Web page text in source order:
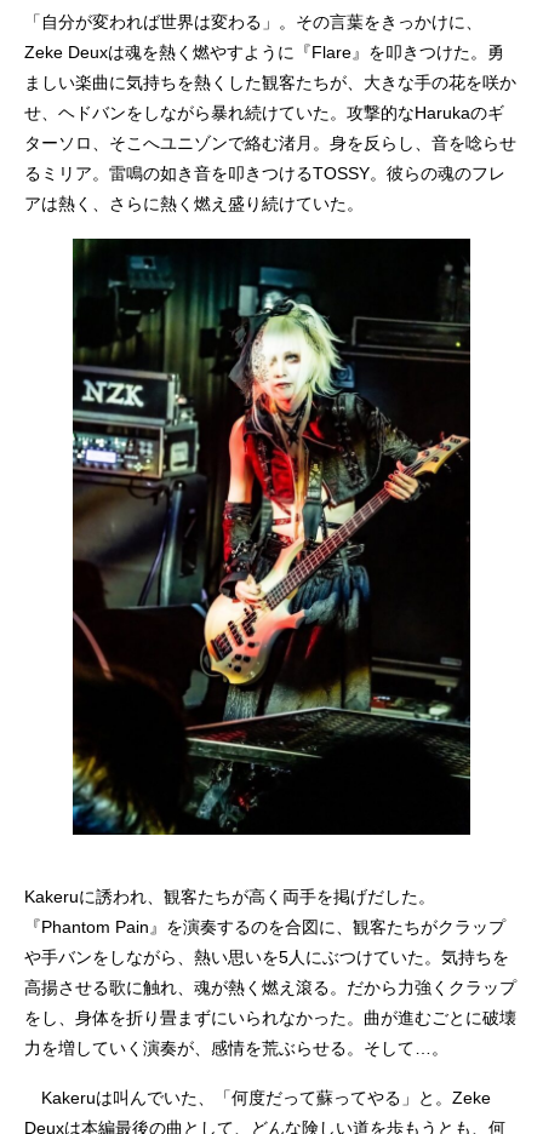
「自分が変われば世界は変わる」。その言葉をきっかけに、
Zeke Deuxは魂を熱く燃やすように『Flare』を叩きつけた。勇
ましい楽曲に気持ちを熱くした観客たちが、大きな手の花を咲か
せ、ヘドバンをしながら暴れ続けていた。攻撃的なHarukaのギ
ターソロ、そこへユニゾンで絡む渚月。身を反らし、音を唸らせ
るミリア。雷鳴の如き音を叩きつけるTOSSY。彼らの魂のフレ
アは熱く、さらに熱く燃え盛り続けていた。
Kakeruに誘われ、観客たちが高く両手を掲げだした。
『Phantom Pain』を演奏するのを合図に、観客たちがクラップ
や手バンをしながら、熱い思いを5人にぶつけていた。気持ちを
高揚させる歌に触れ、魂が熱く燃え滾る。だから力強くクラップ
をし、身体を折り畳まずにいられなかった。曲が進むごとに破壊
力を増していく演奏が、感情を荒ぶらせる。そして…。
Kakeruは叫んでいた、「何度だって蘇ってやる」と。Zeke
Deuxは本編最後の曲として、どんな険しい道を歩もうとも、何